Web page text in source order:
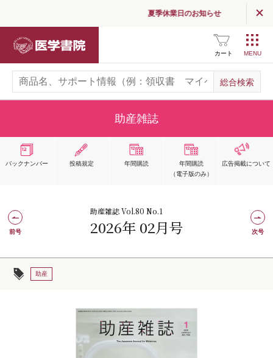
夏季休業日のお知らせ
カート
助産雑誌
バックナンバー 投稿規定 年間購読
年間購読
（電子版のみ）
広告掲載について
助産雑誌 Vol.80 No.1
2026年 02月号
前号 次号
助産